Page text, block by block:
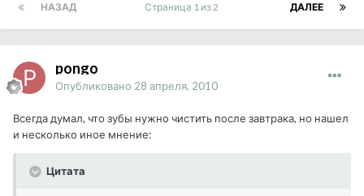
НАЗАД ДАЛЕЕ
Страница 1 из 2
pongo
Опубликовано 28 апреля, 2010
Всегда думал, что зубы нужно чистить после завтрака, но нашел
и несколько иное мнение:
Цитата